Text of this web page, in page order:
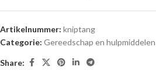
Artikelnummer: kniptang
Categorie: Gereedschap en hulpmiddelen
Share: